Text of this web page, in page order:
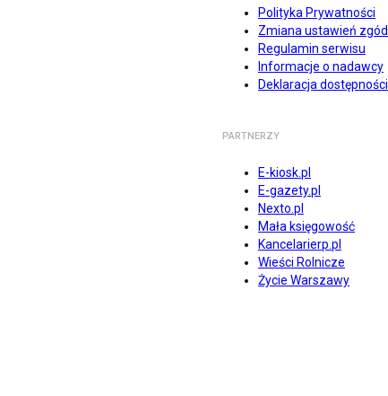
Polityka Prywatności
Zmiana ustawień zgód
Regulamin serwisu
Informacje o nadawcy
Deklaracja dostępności
PARTNERZY
E-kiosk.pl
E-gazety.pl
Nexto.pl
Mała księgowość
Kancelarierp.pl
Wieści Rolnicze
Życie Warszawy